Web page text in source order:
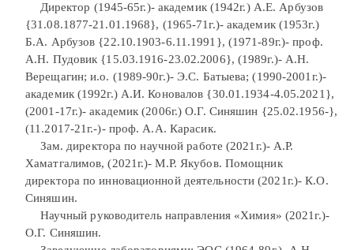
Директор (1945-65г.)- академик (1942г.) А.Е. Арбузов
{31.08.1877-21.01.1968}, (1965-71г.)- академик (1953г.)
Б.А. Арбузов {22.10.1903-6.11.1991}, (1971-89г.)- проф.
А.Н. Пудовик {15.03.1916-23.02.2006}, (1989г.)- А.Н.
Верещагин; и.о. (1989-90г.)- Э.С. Батыева; (1990-2001г.)-
академик (1992г.) А.И. Коновалов {30.01.1934-4.05.2021},
(2001-17г.)- академик (2006г.) О.Г. Синяшин {25.02.1956-},
(11.2017-21г.-)- проф. А.А. Карасик.
Зам. директора по научной работе (2021г.)- А.Р.
Хаматгалимов, (2021г.)- М.Р. Якубов. Помощник
директора по инновационной деятельности (2021г.)- К.О.
Синяшин.
Научный руководитель направления «Химия» (2021г.)-
О.Г. Синяшин.